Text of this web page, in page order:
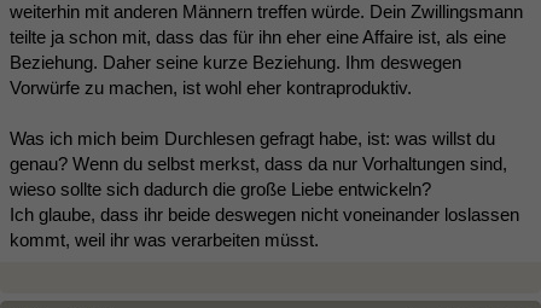
weiterhin mit anderen Männern treffen würde. Dein Zwillingsmann
teilte ja schon mit, dass das für ihn eher eine Affaire ist, als eine
Beziehung. Daher seine kurze Beziehung. Ihm deswegen
Vorwürfe zu machen, ist wohl eher kontraproduktiv.
Was ich mich beim Durchlesen gefragt habe, ist: was willst du
genau? Wenn du selbst merkst, dass da nur Vorhaltungen sind,
wieso sollte sich dadurch die große Liebe entwickeln?
Ich glaube, dass ihr beide deswegen nicht voneinander loslassen
kommt, weil ihr was verarbeiten müsst.